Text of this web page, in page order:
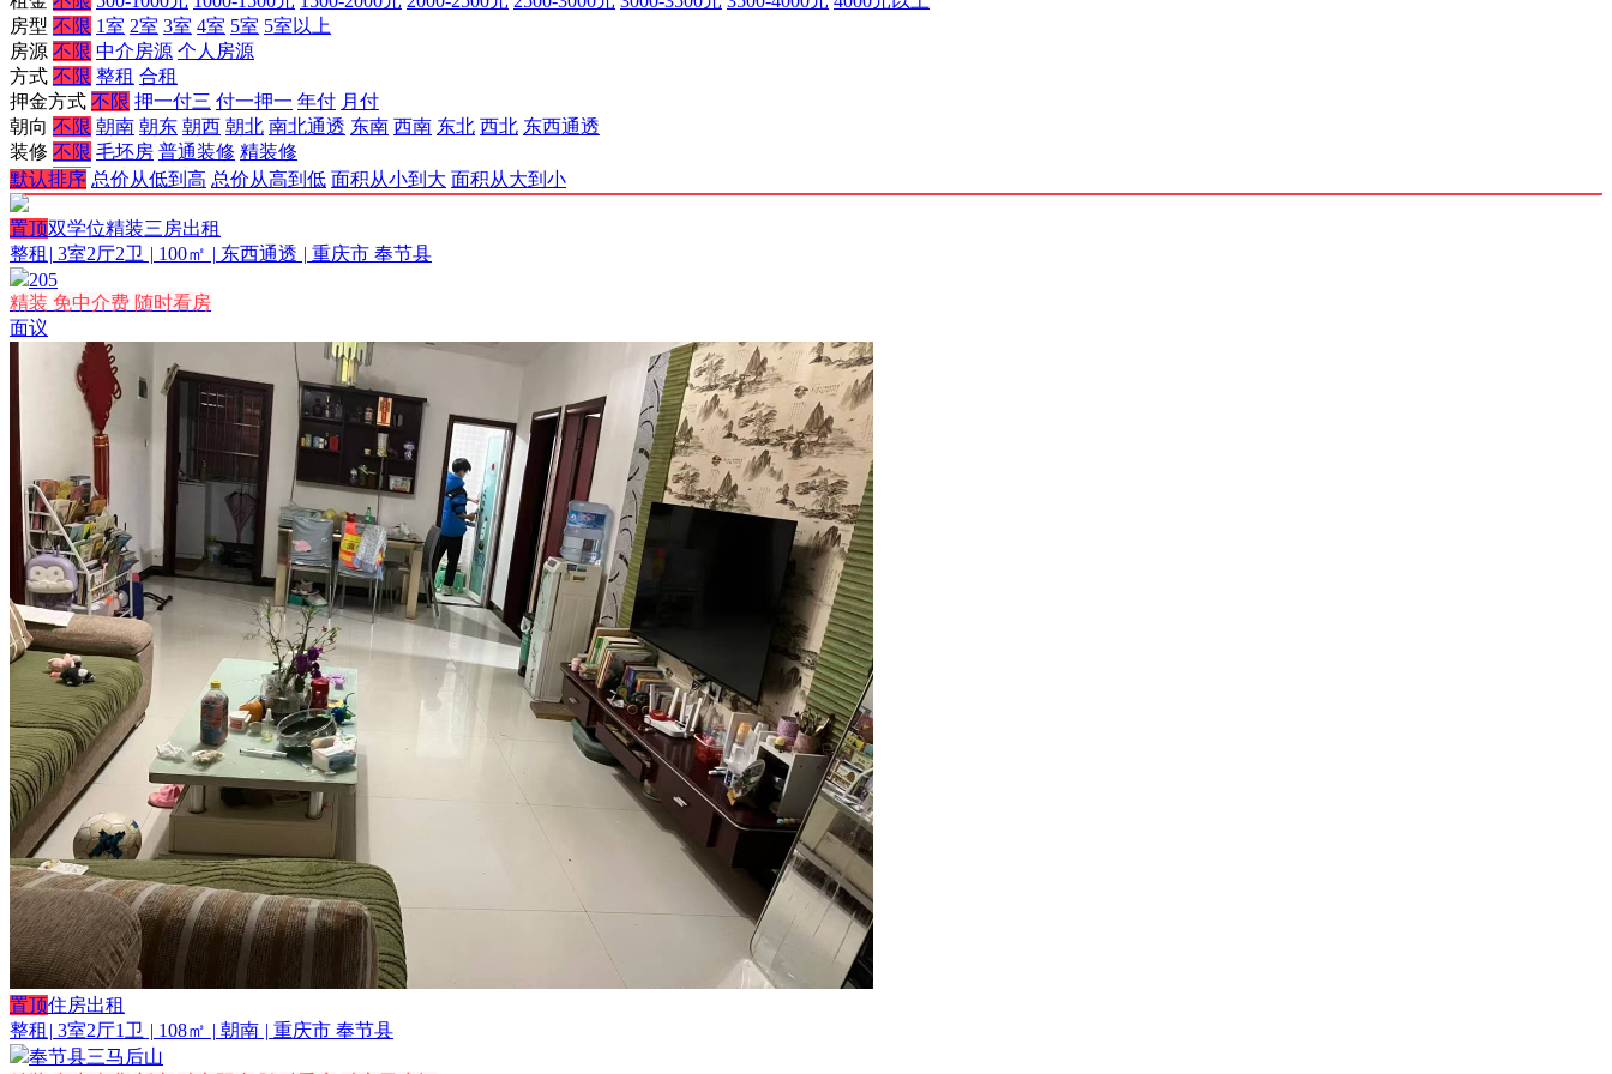
房型 不限 1室 2室 3室 4室 5室 5室以上
房源 不限 中介房源 个人房源
方式 不限 整租 合租
押金方式 不限 押一付三 付一押一 年付 月付
朝向 不限 朝南 朝东 朝西 朝北 南北通透 东南 西南 东北 西北 东西通透
装修 不限 毛坯房 普通装修 精装修
电梯 不限 有电梯 无电梯
更多条件 向上收起
默认排序 总价从低到高 总价从高到低 面积从小到大 面积从大到小
置顶双学位精装三房出租
整租 | 3室2厅2卫 | 100㎡ | 东西通透 | 重庆市 奉节县
205
精装 免中介费 随时看房
面议
置顶住房出租
整租 | 3室2厅1卫 | 108㎡ | 朝南 | 重庆市 奉节县
奉节县三马后山